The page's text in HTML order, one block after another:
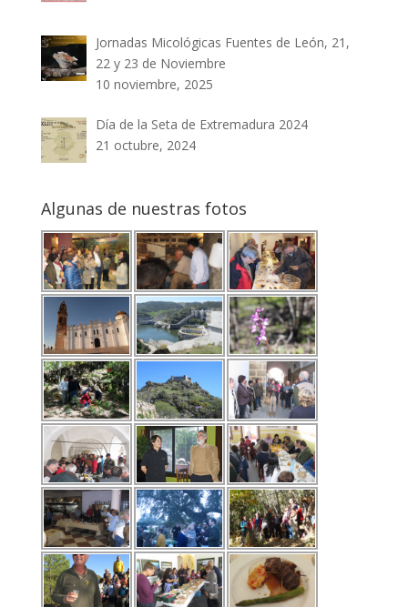
Jornadas Micológicas Fuentes de León, 21,
22 y 23 de Noviembre
10 noviembre, 2025
Día de la Seta de Extremadura 2024
21 octubre, 2024
Algunas de nuestras fotos